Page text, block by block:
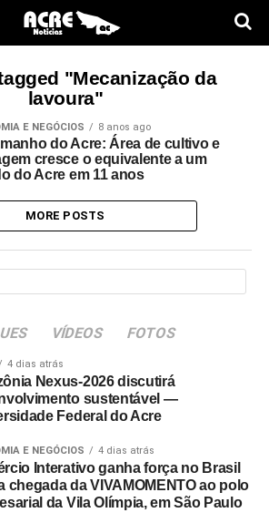
"Mecanização da
lavoura"
E NEGÓCIOS 8 anos ago
do Acre: Área de cultivo e
cresce o equivalente a um
do Acre em 11 anos
MORE POSTS
VÍDEOS FOTOS
4 dias atrás
Nexus-2026 discutirá
sustentável —
Federal do Acre
E NEGÓCIOS 4 dias atrás
Interativo ganha força no Brasil
chegada da VIVAMOMENTO ao polo
da Vila Olímpia, em São Paulo